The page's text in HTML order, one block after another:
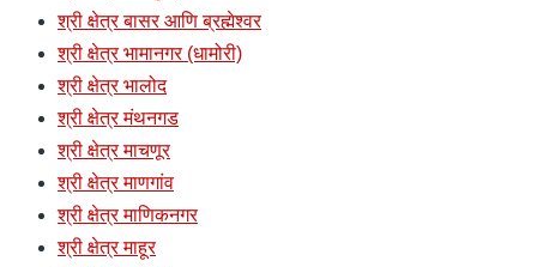
श्री क्षेत्र बासर आणि ब्रह्मेश्वर
श्री क्षेत्र भामानगर (धामोरी)
श्री क्षेत्र भालोद
श्री क्षेत्र मंथनगड
श्री क्षेत्र माचणूर
श्री क्षेत्र माणगांव
श्री क्षेत्र माणिकनगर
श्री क्षेत्र माहूर